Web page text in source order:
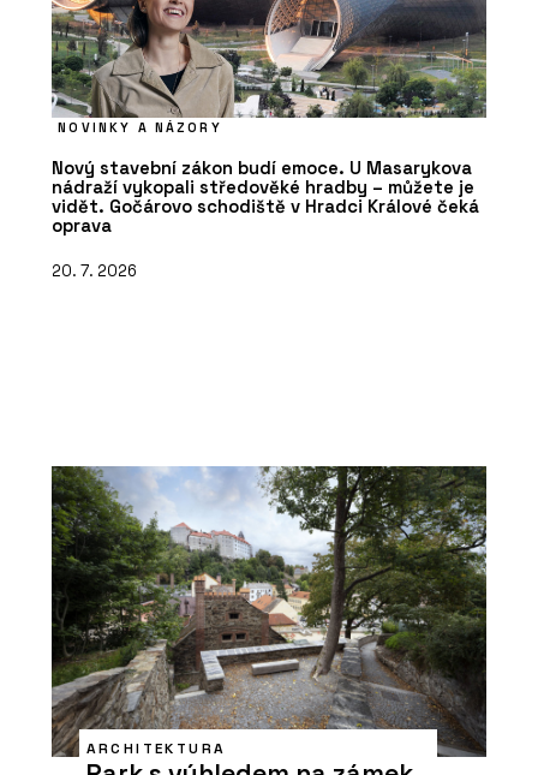
NOVINKY A NÁZORY
Nový stavební zákon budí emoce. U Masarykova
nádraží vykopali středověké hradby – můžete je
vidět. Gočárovo schodiště v Hradci Králové čeká
oprava
20. 7. 2026
ARCHITEKTURA